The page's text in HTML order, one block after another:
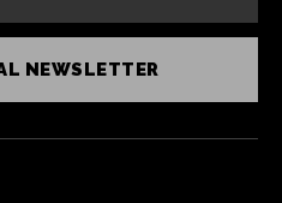
NEWSLETTER